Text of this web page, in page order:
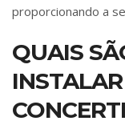
proporcionando a
QUAIS